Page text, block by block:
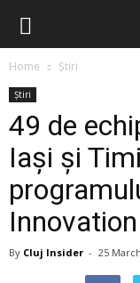
Home Știri
Știri
49 de
Iași și
By Cluj Insider - 25